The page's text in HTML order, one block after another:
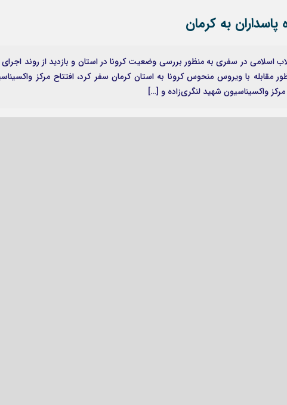
به کرمان
اسلامی در سفری به منظور بررسی وضعیت کرونا در استان و بازدید از روند
مقابله با ویروس منحوس کرونا به استان کرمان سفر کرد، افتتاح مرکز
مرکز واکسیناسیون شهید لنگری‌زاده و […]